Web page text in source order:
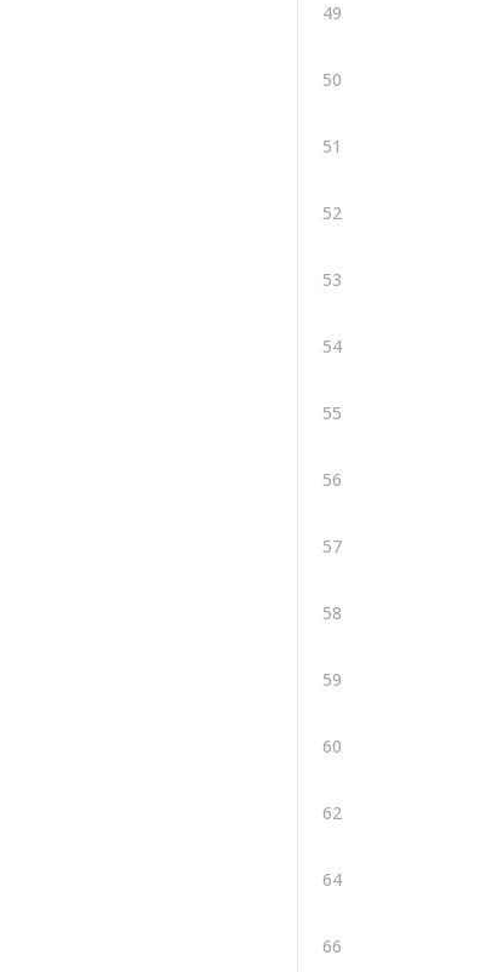
49
50
51
52
53
54
55
56
57
58
59
60
62
64
66